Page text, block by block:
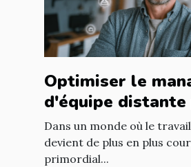
Optimiser le
d'équipe distante
productivité
Dans un monde où le
devient de plus en plus
primordial...